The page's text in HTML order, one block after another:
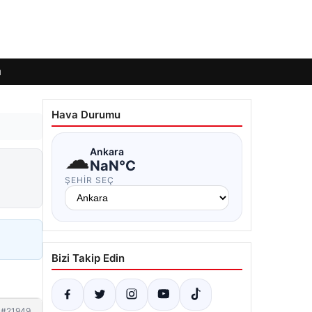
Hava Durumu
☁Ankara
NaN°C
ŞEHIR SEÇ
Bizi Takip Edin